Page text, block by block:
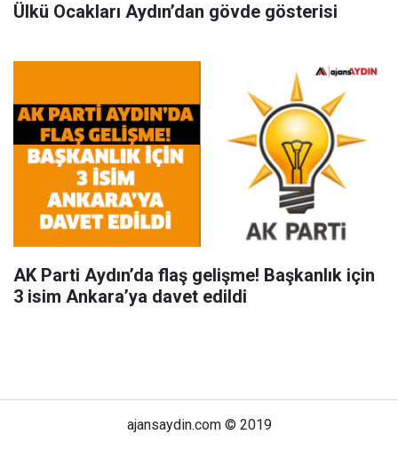
Ülkü Ocakları Aydın’dan gövde gösterisi
AK Parti Aydın’da flaş gelişme! Başkanlık için
3 isim Ankara’ya davet edildi
ajansaydin.com © 2019